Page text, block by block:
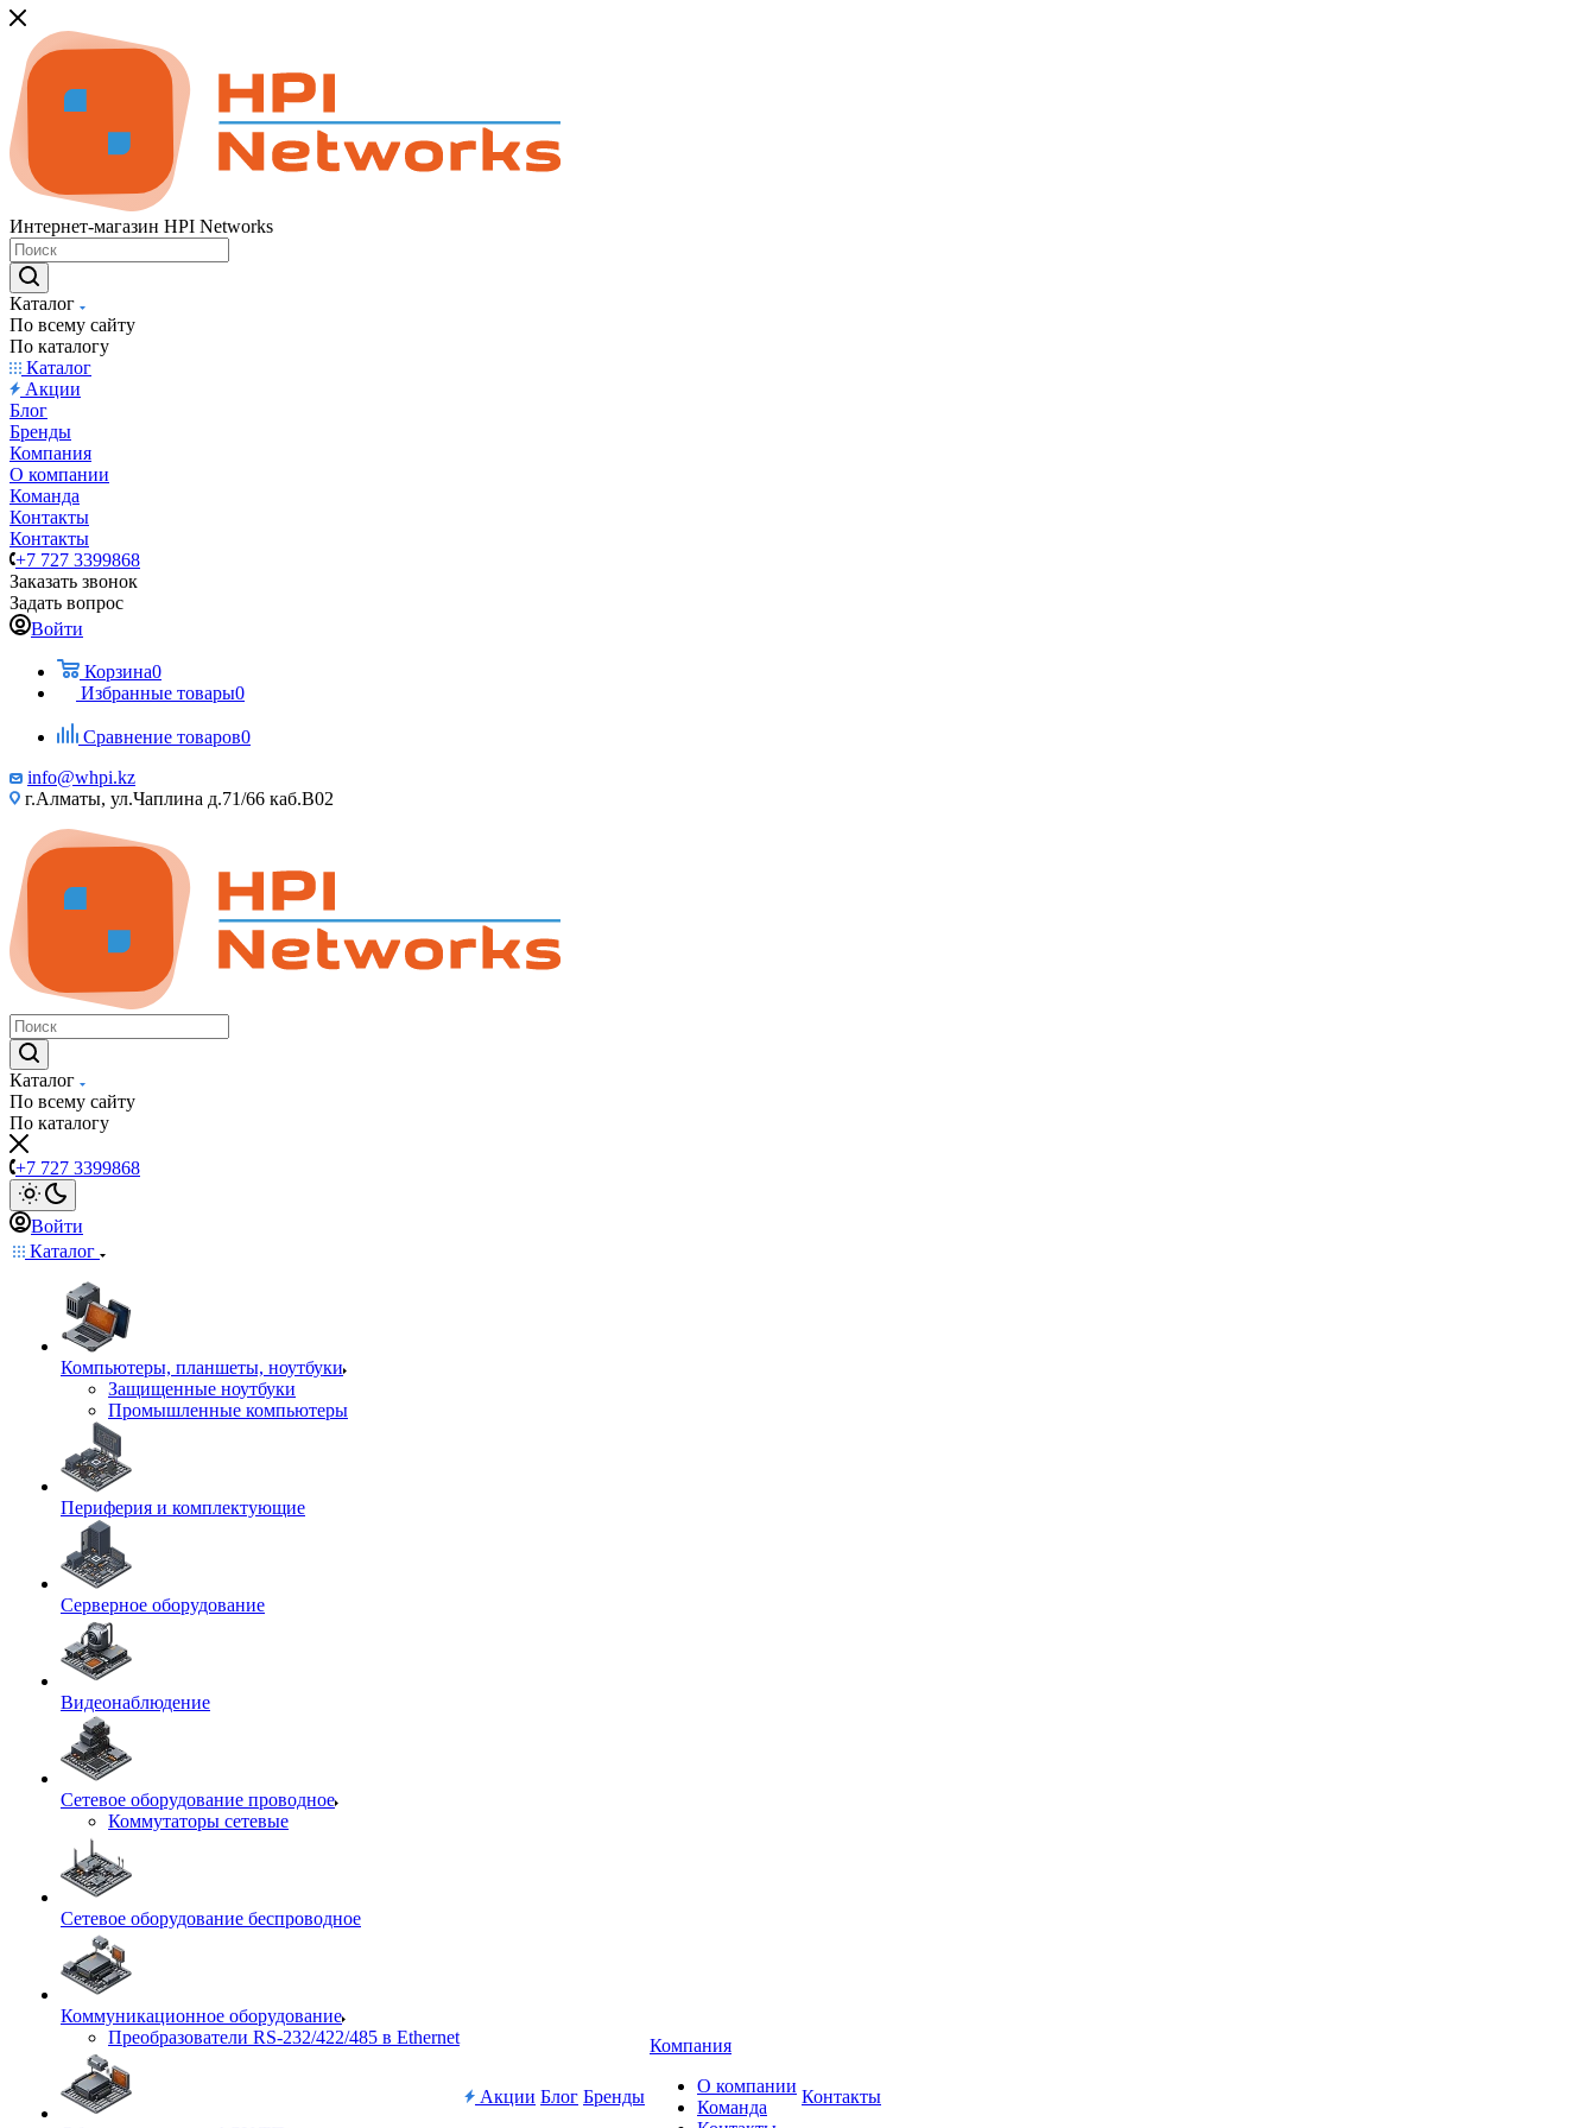
Интернет-магазин HPI Networks
Каталог
По всему сайту
По каталогу
Каталог
Акции
Блог
Бренды
Компания
О компании
Команда
Контакты
Контакты
+7 727 3399868
Заказать звонок
Задать вопрос
Войти
Корзина0
Избранные товары0
Сравнение товаров0
info@whpi.kz
г.Алматы, ул.Чаплина д.71/66 каб.B02
Каталог
По всему сайту
По каталогу
+7 727 3399868
Войти
Каталог
Компьютеры, планшеты, ноутбуки
Защищенные ноутбуки
Промышленные компьютеры
Периферия и комплектующие
Серверное оборудование
Видеонаблюдение
Сетевое оборудование проводное
Коммутаторы сетевые
Сетевое оборудование беспроводное
Коммуникационное оборудование
Преобразователи RS-232/422/485 в Ethernet
Акции Блог Бренды
Компания
О компании
Команда
Контакты